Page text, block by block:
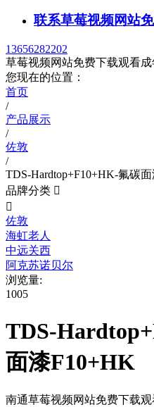
联系草莓视频网站
13656282202
草莓视频网站免费下载观看成
您现在的位置：
首页
/
产品展示
/
佐敦
/
TDS-Hardtop+F10+HK-氟碳
品牌分类 

佐敦
海虹老人
中远关西
阿克苏诺贝尔
浏览量:
1005
TDS-
面漆F10+HK
南通草莓视频网站免费下载观